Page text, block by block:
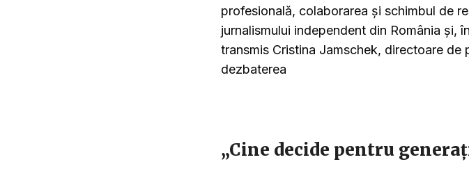
profesională, colaborarea și schimbul de
jurnalismului independent din România și,
transmis Cristina Jamschek, directoare
dezbaterea
„Cine decide pentru